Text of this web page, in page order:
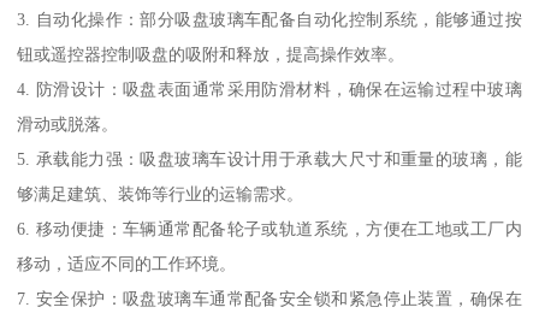
3. 自动化操作：部分吸盘玻璃车配备自动化控制系统，能够通过按
钮或遥控器控制吸盘的吸附和释放，提高操作效率。
4. 防滑设计：吸盘表面通常采用防滑材料，确保在运输过程中玻璃
滑动或脱落。
5. 承载能力强：吸盘玻璃车设计用于承载大尺寸和重量的玻璃，能
够满足建筑、装饰等行业的运输需求。
6. 移动便捷：车辆通常配备轮子或轨道系统，方便在工地或工厂内
移动，适应不同的工作环境。
7. 安全保护：吸盘玻璃车通常配备安全锁和紧急停止装置，确保在